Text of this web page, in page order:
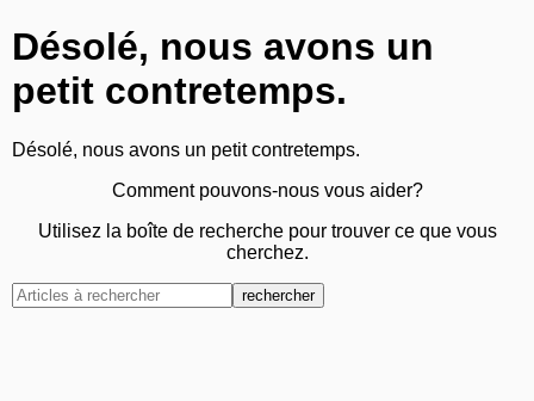
Désolé, nous avons un
petit contretemps.
Désolé, nous avons un petit contretemps.
Comment pouvons-nous vous aider?
Utilisez la boîte de recherche pour trouver ce que vous
cherchez.
rechercher